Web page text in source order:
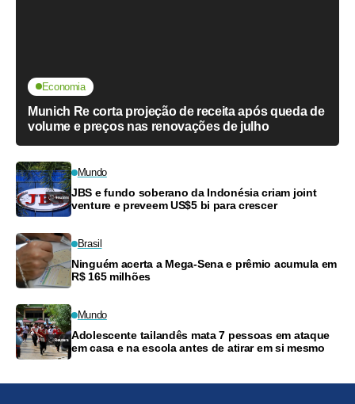
Economia
Munich Re corta projeção de receita após queda de
volume e preços nas renovações de julho
Mundo
JBS e fundo soberano da Indonésia criam joint
venture e preveem US$5 bi para crescer
Brasil
Ninguém acerta a Mega-Sena e prêmio acumula em
R$ 165 milhões
Mundo
Adolescente tailandês mata 7 pessoas em ataque
em casa e na escola antes de atirar em si mesmo